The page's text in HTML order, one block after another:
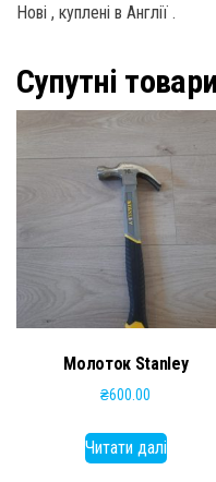
Нові , куплені в Англії .
Супутні товари
Молоток Stanley
₴600.00
Читати далі